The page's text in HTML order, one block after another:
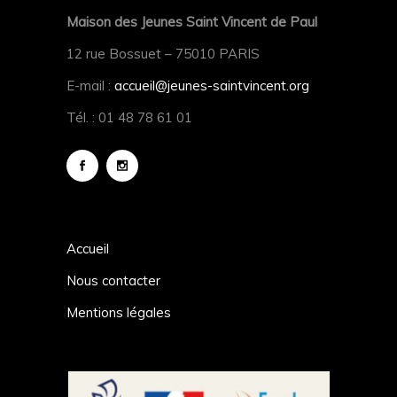
Maison des Jeunes Saint Vincent de Paul
12 rue Bossuet – 75010 PARIS
E-mail : accueil@jeunes-saintvincent.org
Tél. : 01 48 78 61 01
Accueil
Nous contacter
Mentions légales